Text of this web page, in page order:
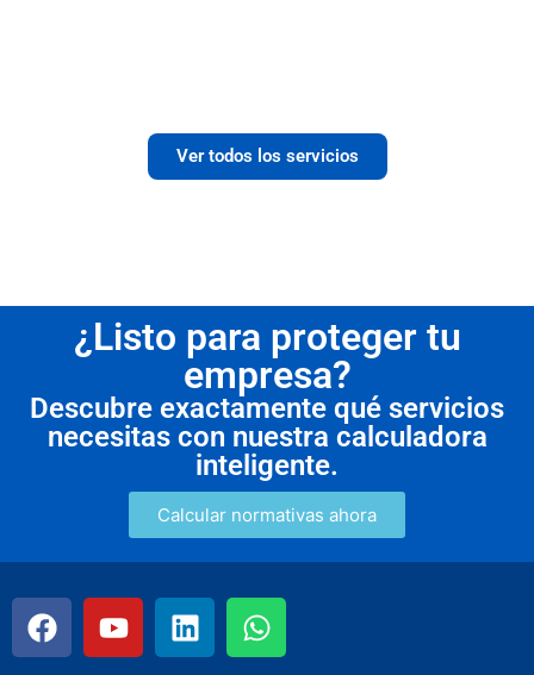
Ver todos los servicios
¿Listo para proteger tu
empresa?
Descubre exactamente qué servicios
necesitas con nuestra calculadora
inteligente.
Calcular normativas ahora